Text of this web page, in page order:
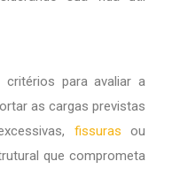
critérios para avaliar a
as cargas previstas
fissurasou
que comprometa